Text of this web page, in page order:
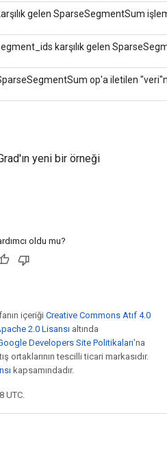
gelen SparseSegmentSum
karşılık gelen
op'a iletilen
yeni bir örneği
oldu mu?
içeriği Creative Commons Atıf 4.0
2.0 Lisansı altında
Developers Site Politikaları'na
ortaklarının tescilli ticari markasıdır.
kapsamındadır.
UTC.